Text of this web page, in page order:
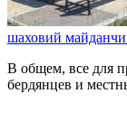
шаховий
В общем, все для
бердянцев и